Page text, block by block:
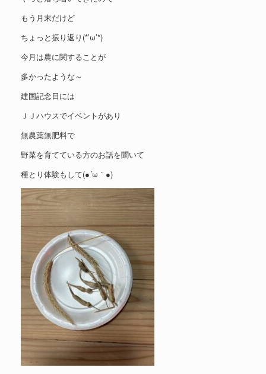
もう月末だけど
ちょっと振り返り(*’ω’*)
今月は農に関することが
多かったような～
建国記念日には
ＪＪハウスでイベントがあり
無農薬無肥料で
野菜を育てている方のお話を聞いて
種とり体験もして(●´ω｀●)